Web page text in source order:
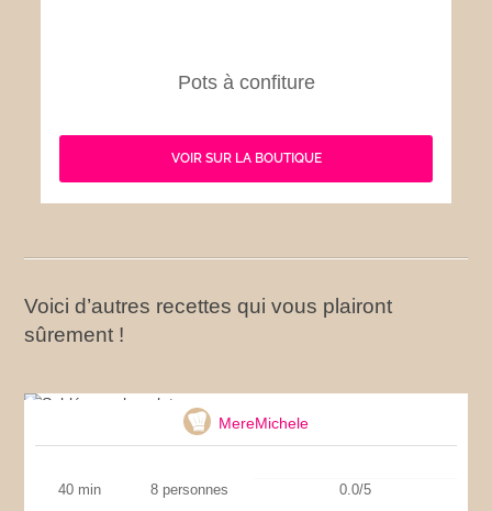
Pots à confiture
VOIR SUR LA BOUTIQUE
Voici d’autres recettes qui vous plairont
sûrement !
MereMichele
40 min 8 personnes 0.0/5